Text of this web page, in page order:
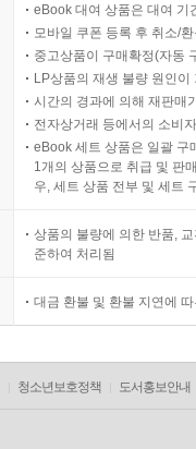
eBook 대여 상품은 대여 기
모바일 쿠폰 등록 후 취소/
중고상품이 구매확정(자동
LP상품의 재생 불량 원인
시간의 경과에 의해 재판매
전자상거래 등에서의 소비
eBook 세트 상품은 일괄 구
1개의 상품으로 취급 및 판
우, 세트 상품 전부 및 세트
상품의 불량에 의한 반품,
준하여 처리됨
대금 환불 및 환불 지연에
청소년보호정책 도서홍보안내